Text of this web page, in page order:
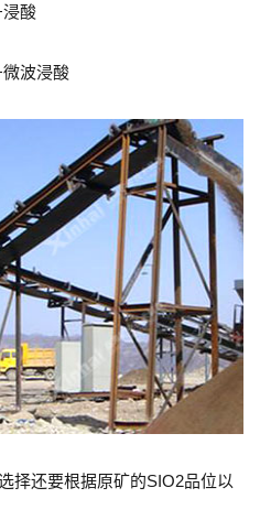
酸
波浸酸
还要根据原矿的SIO2品位以